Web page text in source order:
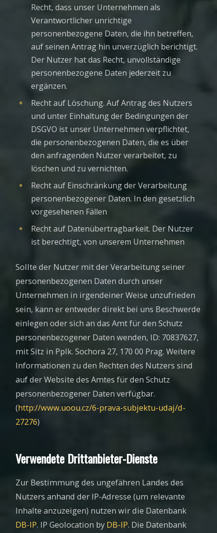
Recht, dass unser Unternehmen als
Verantwortlicher unrichtige
personenbezogene Daten, die ihn betreffen,
auf seinen Antrag hin unverzüglich berichtigt.
Der Nutzer hat das Recht, unvollständige
personenbezogene Daten jederzeit zu
ergänzen.
Recht auf Löschung. Auf Antrag des Nutzers
und unter Einhaltung der Bedingungen der
DSGVO ist unser Unternehmen verpflichtet,
die personenbezogenen Daten, die es über
den anfragenden Nutzer verarbeitet, zu
löschen und zu vernichten.
Recht auf Einschränkung der Verarbeitung
personenbezogener Daten. In den gesetzlich
vorgesehenen Fällen
Recht auf Datenübertragbarkeit. Der Nutzer
ist berechtigt, von unserem Unternehmen
Sollte der Nutzer mit der Verarbeitung seiner
personenbezogenen Daten durch unser
Unternehmen in irgendeiner Weise unzufrieden
sein, kann er entweder direkt bei uns Beschwerde
einlegen oder sich an das Amt für den Schutz
personenbezogener Daten wenden, ID: 70837627,
mit Sitz in Pplk. Sochora 27, 170 00 Prag. Weitere
Informationen zu den Rechten des Nutzers sind
auf der Website des Amtes für den Schutz
personenbezogener Daten verfügbar.
(http://www.uoou.cz/6-prava-subjektu-udaj/d-
27276)
Verwendete Drittanbieter-Dienste
Zur Bestimmung des ungefähren Landes des
Nutzers anhand der IP-Adresse (um relevante
Inhalte anzuzeigen) nutzen wir die Datenbank
DB-IP. IP Geolocation by DB-IP. Die Datenbank